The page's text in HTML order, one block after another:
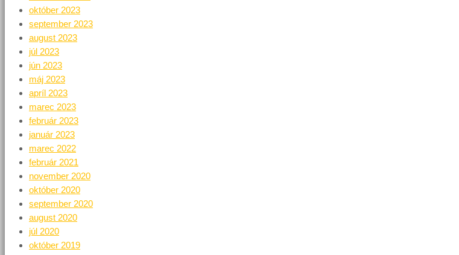
október 2023
september 2023
august 2023
júl 2023
jún 2023
máj 2023
apríl 2023
marec 2023
február 2023
január 2023
marec 2022
február 2021
november 2020
október 2020
september 2020
august 2020
júl 2020
október 2019